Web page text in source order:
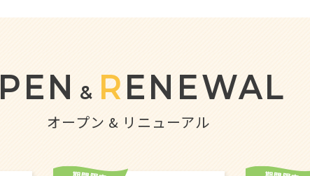
PEN & RENEWAL
オープン & リニューアル